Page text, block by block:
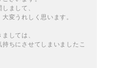
まして、
変うれしく思います。
しては、
ちにさせてしまいましたこ